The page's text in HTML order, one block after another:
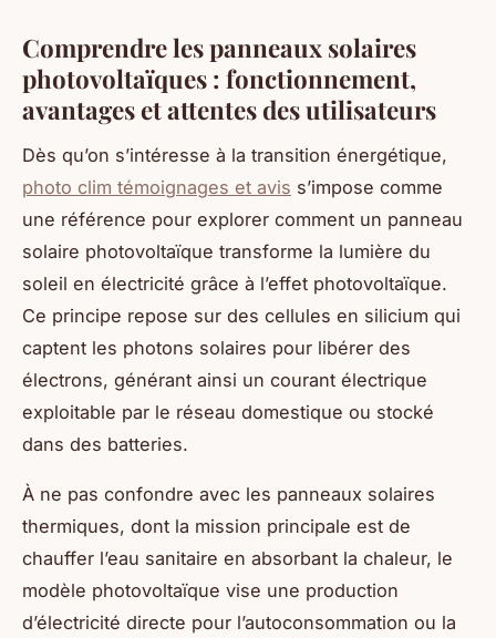
Comprendre les panneaux solaires
photovoltaïques : fonctionnement,
avantages et attentes des utilisateurs
Dès qu’on s’intéresse à la transition énergétique,
photo clim témoignages et avis s’impose comme
une référence pour explorer comment un panneau
solaire photovoltaïque transforme la lumière du
soleil en électricité grâce à l’effet photovoltaïque.
Ce principe repose sur des cellules en silicium qui
captent les photons solaires pour libérer des
électrons, générant ainsi un courant électrique
exploitable par le réseau domestique ou stocké
dans des batteries.
À ne pas confondre avec les panneaux solaires
thermiques, dont la mission principale est de
chauffer l’eau sanitaire en absorbant la chaleur, le
modèle photovoltaïque vise une production
d’électricité directe pour l’autoconsommation ou la